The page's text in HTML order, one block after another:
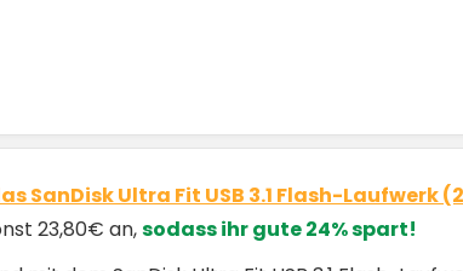
SanDisk Ultra Fit USB 3.1 Flash-Laufwerk
23,80€ an,sodass ihr gute 24% spart!